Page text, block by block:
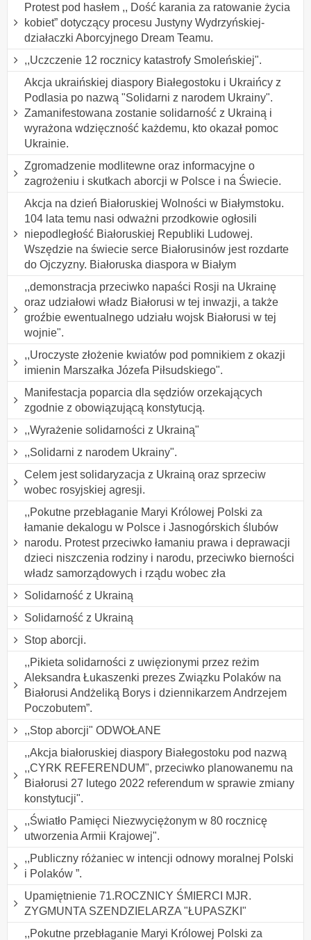
Protest pod hasłem ,, Dość karania za ratowanie życia
kobiet” dotyczący procesu Justyny Wydrzyńskiej-
działaczki Aborcyjnego Dream Teamu.
,,Uczczenie 12 rocznicy katastrofy Smoleńskiej".
Akcja ukraińskiej diaspory Białegostoku i Ukraińcy z
Podlasia po nazwą "Solidarni z narodem Ukrainy".
Zamanifestowana zostanie solidarność z Ukrainą i
wyrażona wdzięczność każdemu, kto okazał pomoc
Ukrainie.
Zgromadzenie modlitewne oraz informacyjne o
zagrożeniu i skutkach aborcji w Polsce i na Świecie.
Akcja na dzień Białoruskiej Wolności w Białymstoku.
104 lata temu nasi odważni przodkowie ogłosili
niepodległość Białoruskiej Republiki Ludowej.
Wszędzie na świecie serce Białorusinów jest rozdarte
do Ojczyzny. Białoruska diaspora w Białym
,,demonstracja przeciwko napaści Rosji na Ukrainę
oraz udziałowi władz Białorusi w tej inwazji, a także
groźbie ewentualnego udziału wojsk Białorusi w tej
wojnie".
,,Uroczyste złożenie kwiatów pod pomnikiem z okazji
imienin Marszałka Józefa Piłsudskiego".
Manifestacja poparcia dla sędziów orzekających
zgodnie z obowiązującą konstytucją.
,,Wyrażenie solidarności z Ukrainą"
,,Solidarni z narodem Ukrainy".
Celem jest solidaryzacja z Ukrainą oraz sprzeciw
wobec rosyjskiej agresji.
,,Pokutne przebłaganie Maryi Królowej Polski za
łamanie dekalogu w Polsce i Jasnogórskich ślubów
narodu. Protest przeciwko łamaniu prawa i deprawacji
dzieci niszczenia rodziny i narodu, przeciwko bierności
władz samorządowych i rządu wobec zła
Solidarność z Ukrainą
Solidarność z Ukrainą
Stop aborcji.
,,Pikieta solidarności z uwięzionymi przez reżim
Aleksandra Łukaszenki prezes Związku Polaków na
Białorusi Andżeliką Borys i dziennikarzem Andrzejem
Poczobutem”.
,,Stop aborcji" ODWOŁANE
,,Akcja białoruskiej diaspory Białegostoku pod nazwą
,,CYRK REFERENDUM", przeciwko planowanemu na
Białorusi 27 lutego 2022 referendum w sprawie zmiany
konstytucji".
,,Światło Pamięci Niezwyciężonym w 80 rocznicę
utworzenia Armii Krajowej".
,,Publiczny różaniec w intencji odnowy moralnej Polski
i Polaków ”.
Upamiętnienie 71.ROCZNICY ŚMIERCI MJR.
ZYGMUNTA SZENDZIELARZA "ŁUPASZKI"
,,Pokutne przebłaganie Maryi Królowej Polski za